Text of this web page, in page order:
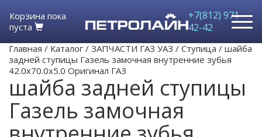
Корзина пока
пуста
+7(812) 971-
42-42
Главная / Каталог / ЗАПЧАСТИ ГАЗ УАЗ / Ступица / шайба
задней ступицы Газель замочная внутренние зубья
42.0х70.0х5.0 Оригинал ГАЗ
шайба задней ступицы
Газель замочная